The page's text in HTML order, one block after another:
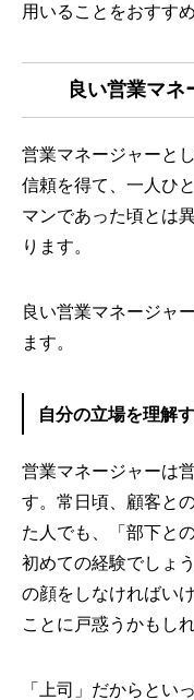
用いることをおすす
良い営業マ
営業マネージャーと
信頼を得て、一人ひ
マンであった頃とは
ります。
良い営業マネージャ
ます。
自分の立場を理解
営業マネージャーは
す。常日頃、顧客と
た人でも、「部下と
初めての経験でしょ
の顔をしなければい
ことに戸惑うかもし
「上司」だからとい